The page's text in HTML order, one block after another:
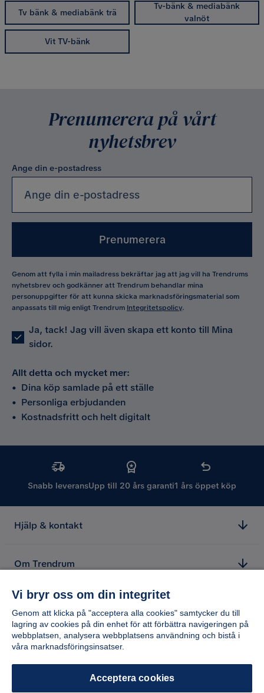
Tv bänk & mediabänk trä
Tv-bänk & mediabänk
valnöt
Vit TV-bänk
Prenumerera på vårt
nyhetsbrev
Ange din e-postadress
Prenumerera
Genom att fylla i min mailadress bekräftar jag att jag vill ha Trendrums
nyhetsbrev och godkänner att Trendrum behandlar mina
personuppgifter för att kunna skicka marknadsföringsmaterial som
anpassats till mig enligt Trendrum Integritetspolicy.
Ja, tack! Jag vill även skapa ett konto till Mina
sidor.
Allt detta och mycket mer:
• Dina köp samlade på ett ställe
• Personliga erbjudanden
• Kostnadsfritt och helt digitalt
Snabb leveransUpp till 20 års garanti1 års öppet köp
Hjälp & kontakt
Om Trendrum
Vi bryr oss om din integritet
Genom att klicka på "acceptera alla cookies" samtycker du till
lagring av cookies på din enhet för att förbättra navigeringen på
webbplatsen, analysera webbplatsens användning och bistå i
våra marknadsföringsinsatser.
Acceptera cookies